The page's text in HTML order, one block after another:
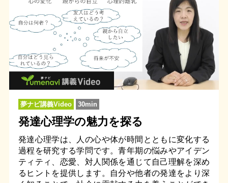
夢ナビ講義Video 30min
発達心理学の魅力を探る
発達心理学は、人の心や体が時間とともに変化する
過程を研究する学問です。青年期の悩みやアイデン
ティティ、恋愛、対人関係を通じて自己理解を深め
るヒントを提供します。自分や他者の発達をより深